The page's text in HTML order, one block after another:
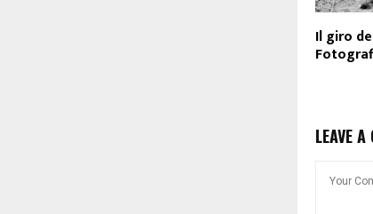
Il giro
LEAVE